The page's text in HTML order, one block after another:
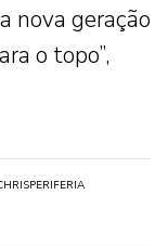
nova geração
o topo”,
PERIFERIA